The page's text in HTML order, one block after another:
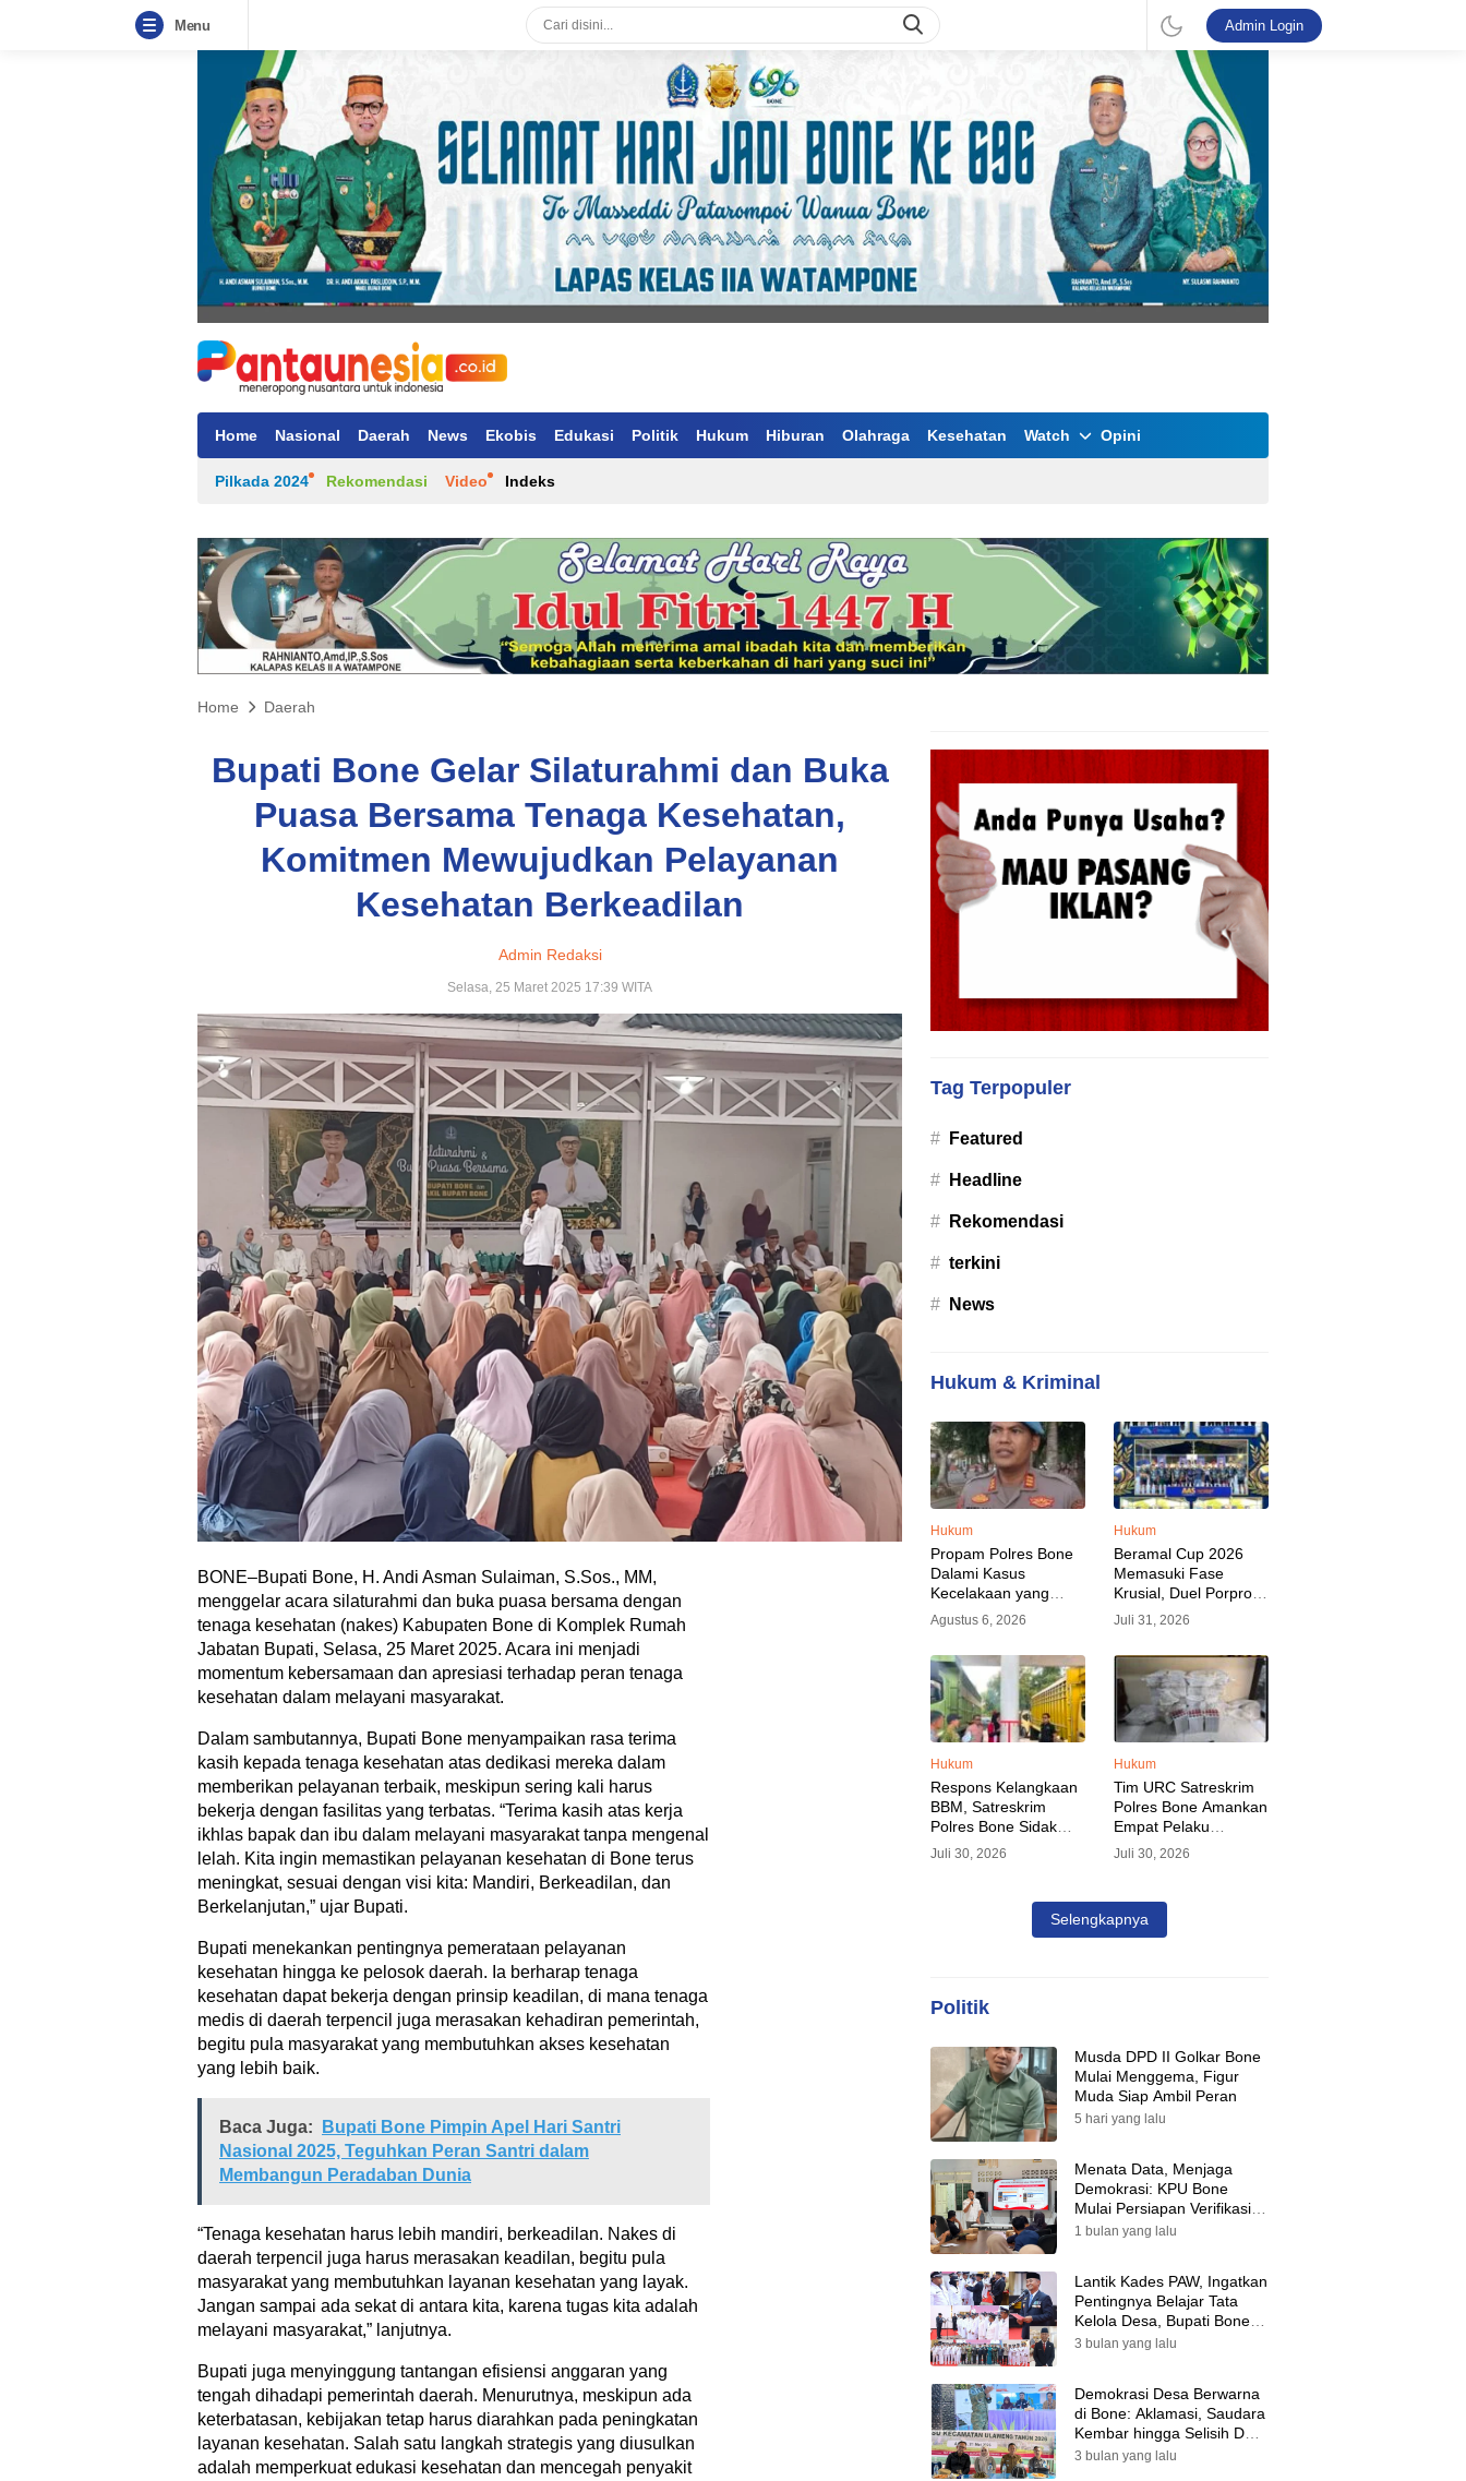
Menu Admin Login
Home Nasional Daerah News Ekobis Edukasi Politik Hukum Hiburan Olahraga Kesehatan Watch Opini
Pilkada 2024 Rekomendasi Video Indeks
Home Daerah
Bupati Bone Gelar Silaturahmi dan Buka
Puasa Bersama Tenaga Kesehatan,
Komitmen Mewujudkan Pelayanan
Kesehatan Berkeadilan
Admin Redaksi
Selasa, 25 Maret 2025 17:39 WITA
BONE–Bupati Bone, H. Andi Asman Sulaiman, S.Sos., MM,
menggelar acara silaturahmi dan buka puasa bersama dengan
tenaga kesehatan (nakes) Kabupaten Bone di Komplek Rumah
Jabatan Bupati, Selasa, 25 Maret 2025. Acara ini menjadi
momentum kebersamaan dan apresiasi terhadap peran tenaga
kesehatan dalam melayani masyarakat.
Dalam sambutannya, Bupati Bone menyampaikan rasa terima
kasih kepada tenaga kesehatan atas dedikasi mereka dalam
memberikan pelayanan terbaik, meskipun sering kali harus
bekerja dengan fasilitas yang terbatas. “Terima kasih atas kerja
ikhlas bapak dan ibu dalam melayani masyarakat tanpa mengenal
lelah. Kita ingin memastikan pelayanan kesehatan di Bone terus
meningkat, sesuai dengan visi kita: Mandiri, Berkeadilan, dan
Berkelanjutan,” ujar Bupati.
Bupati menekankan pentingnya pemerataan pelayanan
kesehatan hingga ke pelosok daerah. Ia berharap tenaga
kesehatan dapat bekerja dengan prinsip keadilan, di mana tenaga
medis di daerah terpencil juga merasakan kehadiran pemerintah,
begitu pula masyarakat yang membutuhkan akses kesehatan
yang lebih baik.
Baca Juga:
Bupati Bone Pimpin Apel Hari Santri
Nasional 2025, Teguhkan Peran Santri dalam
Membangun Peradaban Dunia
“Tenaga kesehatan harus lebih mandiri, berkeadilan. Nakes di
daerah terpencil juga harus merasakan keadilan, begitu pula
masyarakat yang membutuhkan layanan kesehatan yang layak.
Jangan sampai ada sekat di antara kita, karena tugas kita adalah
melayani masyarakat,” lanjutnya.
Bupati juga menyinggung tantangan efisiensi anggaran yang
tengah dihadapi pemerintah daerah. Menurutnya, meskipun ada
keterbatasan, kebijakan tetap harus diarahkan pada peningkatan
layanan kesehatan. Salah satu langkah strategis yang diusulkan
adalah memperkuat edukasi kesehatan dan mencegah penyakit
Tag Terpopuler
# Featured
# Headline
# Rekomendasi
# terkini
# News
Hukum & Kriminal
Hukum
Propam Polres Bone
Dalami Kasus
Kecelakaan yang
Libatkan Oknum
Polisi, Pelaku Sudah
Diamankan
Agustus 6, 2026
Hukum
Beramal Cup 2026
Memasuki Fase
Krusial, Duel Porprov
Bone vs Trikora Wajo
Jadi Sorotan Malam
Ini
Juli 31, 2026
Hukum
Respons Kelangkaan
BBM, Satreskrim
Polres Bone Sidak
SPBU dan Pangkalan
LPG, AKP Alvin Aji
SPBU Agar Distribusi
BBM Tepat Sasaran
Juli 30, 2026
Hukum
Tim URC Satreskrim
Polres Bone Amankan
Empat Pelaku
Pencurian Aset PLN,
Kerugian Ditaksir
Juli 30, 2026
Selengkapnya
Politik
Musda DPD II Golkar Bone
Mulai Menggema, Figur
Muda Siap Ambil Peran
5 hari yang lalu
Menata Data, Menjaga
Demokrasi: KPU Bone
Mulai Persiapan Verifikasi
Partai Politik Menuju Pemilu
1 bulan yang lalu
Lantik Kades PAW, Ingatkan
Pentingnya Belajar Tata
Kelola Desa, Bupati Bone:
Tak Ada Lagi Kubu,
3 bulan yang lalu
Demokrasi Desa Berwarna
di Bone: Aklamasi, Saudara
Kembar hingga Selisih Dua
Suara Warnai Pilkades PAW
3 bulan yang lalu